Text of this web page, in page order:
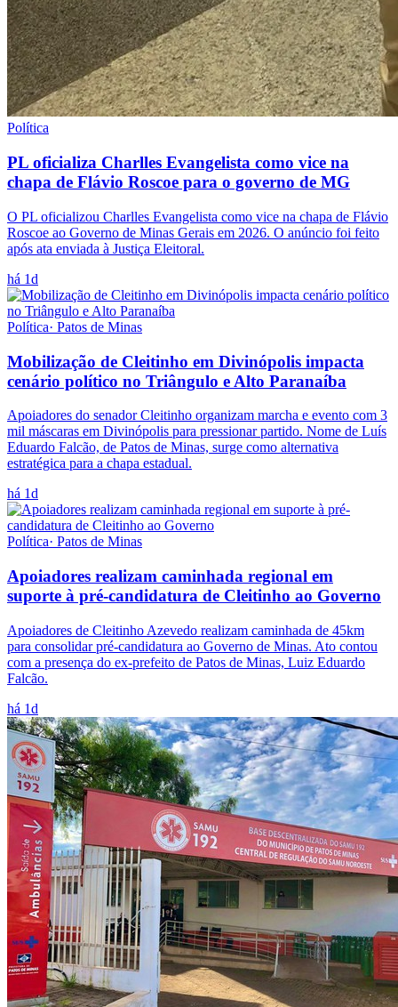
Política
PL oficializa Charlles Evangelista como vice na
chapa de Flávio Roscoe para o governo de MG
O PL oficializou Charlles Evangelista como vice na chapa de Flávio
Roscoe ao Governo de Minas Gerais em 2026. O anúncio foi feito
após ata enviada à Justiça Eleitoral.
há 1d
Política· Patos de Minas
Mobilização de Cleitinho em Divinópolis impacta
cenário político no Triângulo e Alto Paranaíba
Apoiadores do senador Cleitinho organizam marcha e evento com 3
mil máscaras em Divinópolis para pressionar partido. Nome de Luís
Eduardo Falcão, de Patos de Minas, surge como alternativa
estratégica para a chapa estadual.
há 1d
Política· Patos de Minas
Apoiadores realizam caminhada regional em
suporte à pré-candidatura de Cleitinho ao Governo
Apoiadores de Cleitinho Azevedo realizam caminhada de 45km
para consolidar pré-candidatura ao Governo de Minas. Ato contou
com a presença do ex-prefeito de Patos de Minas, Luiz Eduardo
Falcão.
há 1d